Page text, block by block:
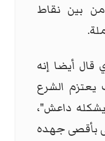
من بين نقاط
قال أيضا إنه
الشرع
داعش"،
بأقصى جهده